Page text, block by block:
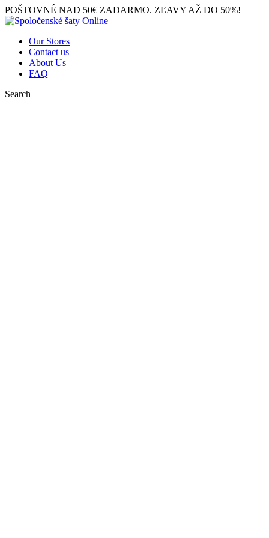
POŠTOVNÉ NAD 50€ ZADARMO. ZĽAVY AŽ DO 50%!
Our Stores
Contact us
About Us
FAQ
Search